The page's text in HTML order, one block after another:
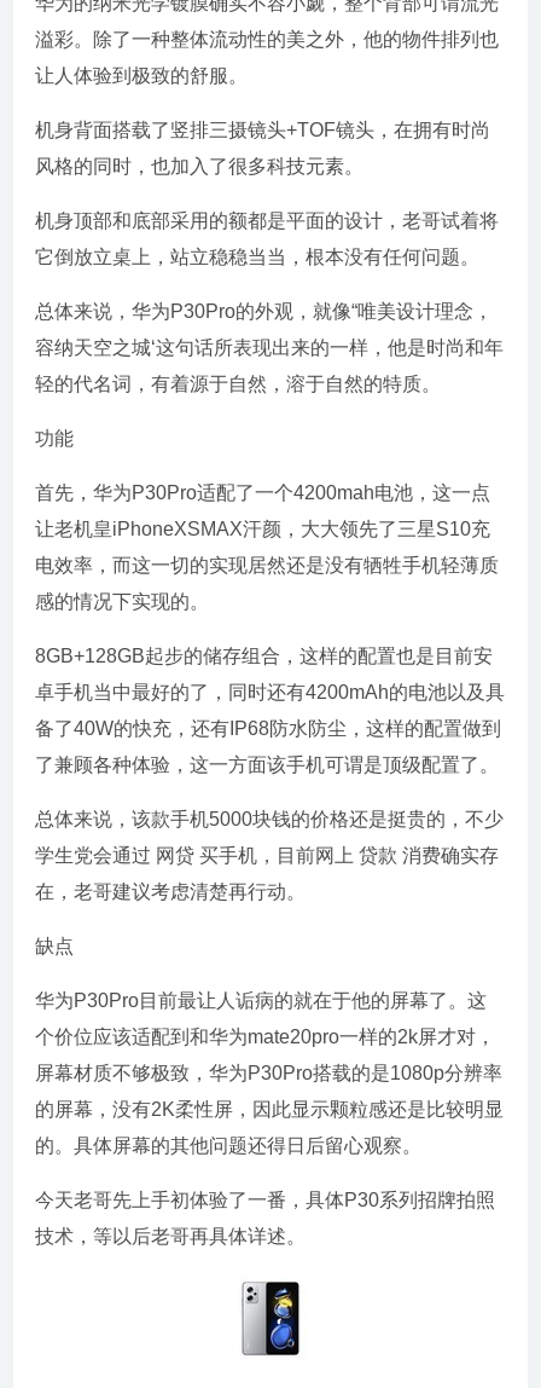
溢彩。除了一种整体流动性的美之外，他的物件排列也
让人体验到极致的舒服。
机身背面搭载了竖排三摄镜头+TOF镜头，在拥有时尚
风格的同时，也加入了很多科技元素。
机身顶部和底部采用的额都是平面的设计，老哥试着将
它倒放立桌上，站立稳稳当当，根本没有任何问题。
总体来说，华为P30Pro的外观，就像“唯美设计理念，
容纳天空之城‘这句话所表现出来的一样，他是时尚和年
轻的代名词，有着源于自然，溶于自然的特质。
功能
首先，华为P30Pro适配了一个4200mah电池，这一点
让老机皇iPhoneXSMAX汗颜，大大领先了三星S10充
电效率，而这一切的实现居然还是没有牺牲手机轻薄质
感的情况下实现的。
8GB+128GB起步的储存组合，这样的配置也是目前安
卓手机当中最好的了，同时还有4200mAh的电池以及具
备了40W的快充，还有IP68防水防尘，这样的配置做到
了兼顾各种体验，这一方面该手机可谓是顶级配置了。
总体来说，该款手机5000块钱的价格还是挺贵的，不少
学生党会通过 网贷 买手机，目前网上 贷款 消费确实存
在，老哥建议考虑清楚再行动。
缺点
华为P30Pro目前最让人诟病的就在于他的屏幕了。这
个价位应该适配到和华为mate20pro一样的2k屏才对，
屏幕材质不够极致，华为P30Pro搭载的是1080p分辨率
的屏幕，没有2K柔性屏，因此显示颗粒感还是比较明显
的。具体屏幕的其他问题还得日后留心观察。
今天老哥先上手初体验了一番，具体P30系列招牌拍照
技术，等以后老哥再具体详述。